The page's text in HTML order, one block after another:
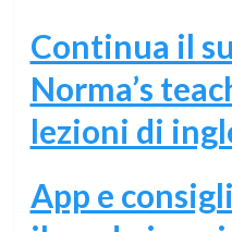
Continua il
Norma’s
lezioni di
App e